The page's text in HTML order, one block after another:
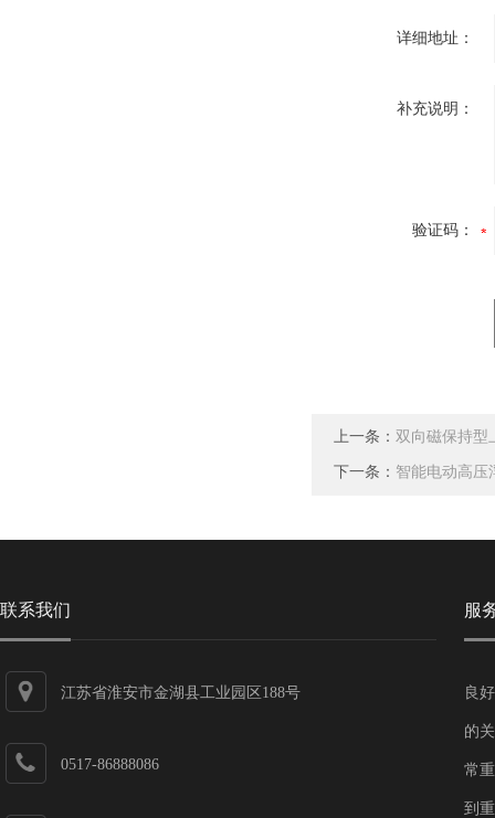
详细地址：
补充说明：
验证码：
上一条： 双向磁保持型
下一条： 智能电动高压
联系我们
江苏省淮安市金湖县工业园区188号
0517-86888086
服
良
的
常
到